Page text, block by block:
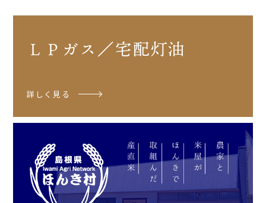
ＬＰガス／宅配灯油
詳しく見る